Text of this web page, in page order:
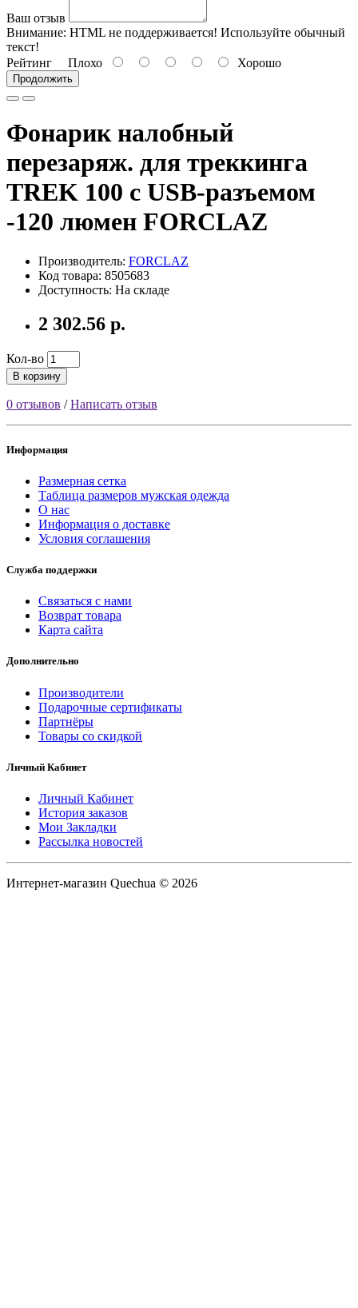
Ваш отзыв
Внимание: HTML не поддерживается! Используйте обычный
текст!
Рейтинг Плохо Хорошо
Продолжить
Фонарик налобный
перезаряж. для треккинга
TREK 100 с USB-разъемом
-120 люмен FORCLAZ
Производитель: FORCLAZ
Код товара: 8505683
Доступность: На складе
2 302.56 р.
Кол-во
В корзину
0 отзывов /Написать отзыв
Информация
Размерная сетка
Таблица размеров мужская одежда
О нас
Информация о доставке
Условия соглашения
Служба поддержки
Связаться с нами
Возврат товара
Карта сайта
Дополнительно
Производители
Подарочные сертификаты
Партнёры
Товары со скидкой
Личный Кабинет
Личный Кабинет
История заказов
Мои Закладки
Рассылка новостей
Интернет-магазин Quechua © 2026